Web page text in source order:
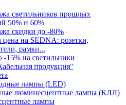
светильников прошлых
50% и 60%
скидки до -80%
на SEDNA: розетки,
рамки...
-15% на светильники
продукция"
лампы (LED)
люминесцентные лампы (КЛЛ)
лампы